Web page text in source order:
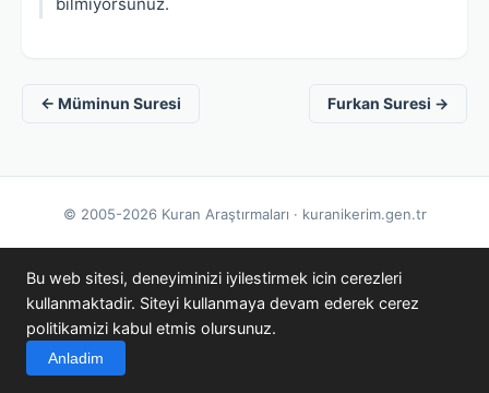
← Müminun Suresi Furkan Suresi →
© 2005-2026 Kuran Araştırmaları · kuranikerim.gen.tr
Bu web sitesi, deneyiminizi iyilestirmek icin cerezleri
kullanmaktadir. Siteyi kullanmaya devam ederek cerez
politikamizi kabul etmis olursunuz.
Anladim